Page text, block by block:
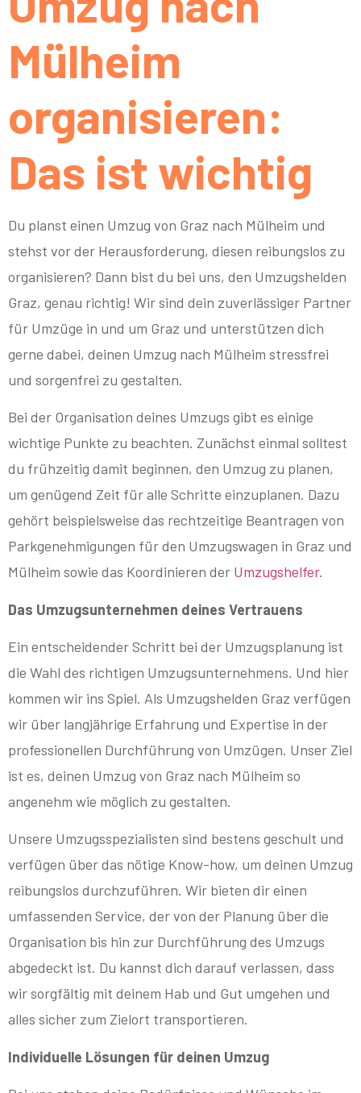
Mülheim
organisieren:
Das ist wichtig
Du planst einen Umzug von Graz nach Mülheim und
stehst vor der Herausforderung, diesen reibungslos zu
organisieren? Dann bist du bei uns, den Umzugshelden
Graz, genau richtig! Wir sind dein zuverlässiger Partner
für Umzüge in und um Graz und unterstützen dich
gerne dabei, deinen Umzug nach Mülheim stressfrei
und sorgenfrei zu gestalten.
Bei der Organisation deines Umzugs gibt es einige
wichtige Punkte zu beachten. Zunächst einmal solltest
du frühzeitig damit beginnen, den Umzug zu planen,
um genügend Zeit für alle Schritte einzuplanen. Dazu
gehört beispielsweise das rechtzeitige Beantragen von
Parkgenehmigungen für den Umzugswagen in Graz und
Mülheim sowie das Koordinieren der Umzugshelfer.
Das Umzugsunternehmen deines Vertrauens
Ein entscheidender Schritt bei der Umzugsplanung ist
die Wahl des richtigen Umzugsunternehmens. Und hier
kommen wir ins Spiel. Als Umzugshelden Graz verfügen
wir über langjährige Erfahrung und Expertise in der
professionellen Durchführung von Umzügen. Unser Ziel
ist es, deinen Umzug von Graz nach Mülheim so
angenehm wie möglich zu gestalten.
Unsere Umzugsspezialisten sind bestens geschult und
verfügen über das nötige Know-how, um deinen Umzug
reibungslos durchzuführen. Wir bieten dir einen
umfassenden Service, der von der Planung über die
Organisation bis hin zur Durchführung des Umzugs
abgedeckt ist. Du kannst dich darauf verlassen, dass
wir sorgfältig mit deinem Hab und Gut umgehen und
alles sicher zum Zielort transportieren.
Individuelle Lösungen für deinen Umzug